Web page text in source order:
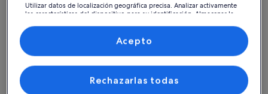
Utilizar datos de localización geográfica precisa. Analizar activamente
las características del dispositivo para su identificación. Almacenar la
contenido personalizados, medición de publicidad y contenido,
investigación de audiencia y desarrollo de servicios.
Rechazarlas todas
Acepto